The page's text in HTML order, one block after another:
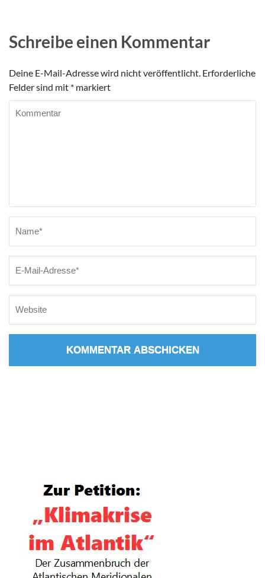
Schreibe einen Kommentar
Deine E-Mail-Adresse wird nicht veröffentlicht. Erforderliche
Felder sind mit * markiert